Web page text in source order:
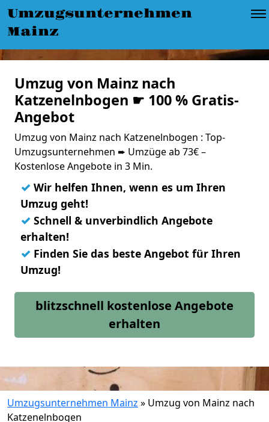
Umzugsunternehmen
Mainz
Umzug von Mainz nach
Katzenelnbogen ☛ 100 % Gratis-
Angebot
Umzug von Mainz nach Katzenelnbogen : Top-
Umzugsunternehmen ➨ Umzüge ab 73€ –
Kostenlose Angebote in 3 Min.
✓ Wir helfen Ihnen, wenn es um Ihren
Umzug geht!
✓ Schnell & unverbindlich Angebote
erhalten!
✓ Finden Sie das beste Angebot für Ihren
Umzug!
blitzschnell kostenlose Angebote
erhalten
Umzugsunternehmen Mainz » Umzug von Mainz nach
Katzenelnbogen